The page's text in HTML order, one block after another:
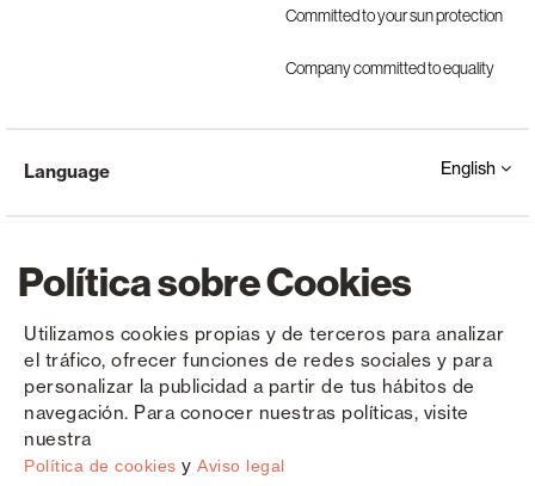
Política sobre Cookies
Utilizamos cookies propias y de terceros para analizar
el tráfico, ofrecer funciones de redes sociales y para
personalizar la publicidad a partir de tus hábitos de
navegación. Para conocer nuestras políticas, visite
nuestra
Política de cookies y Aviso legal
Committed to your sun protection
Company committed to equality
Copyright © Saxun 2023 - 2026 Privacy Policy Legal Notice Cookies
Language English